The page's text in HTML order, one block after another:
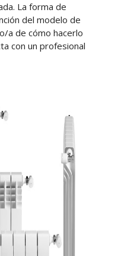
La forma de
del modelo de
a de cómo hacerlo
con un profesional